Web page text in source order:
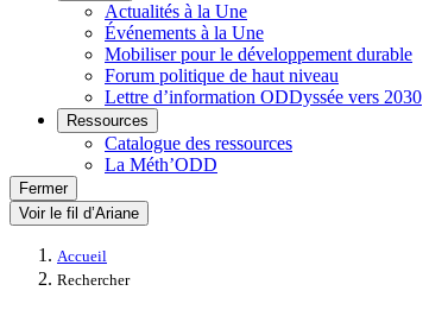
Actualités à la Une
Événements à la Une
Mobiliser pour le développement durable
Forum politique de haut niveau
Lettre d’information ODDyssée vers 2030
Ressources
Catalogue des ressources
La Méth’ODD
Fermer
Voir le fil d’Ariane
Accueil
Rechercher